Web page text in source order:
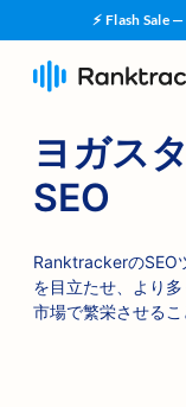
⚡ Flash Sale
ヨガス
SEO
RanktrackerのSEO
を目立たせ、より
市場で繁栄させるこ